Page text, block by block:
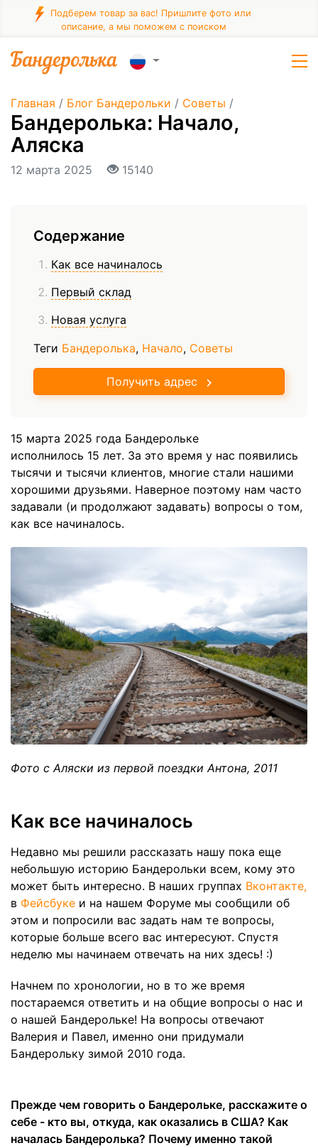
Подберем товар за вас! Пришлите фото или
описание, а мы поможем с поиском
Главная / Блог Бандерольки / Советы /
Бандеролька: Начало,
Аляска
12 марта 2025 15140
Содержание
Как все начиналось
Первый склад
Новая услуга
Теги Бандеролька, Начало, Советы
Получить адрес
15 марта 2025 года Бандерольке
исполнилось 15 лет. За это время у нас появились
тысячи и тысячи клиентов, многие стали нашими
хорошими друзьями. Наверное поэтому нам часто
задавали (и продолжают задавать) вопросы о том,
как все начиналось.
Фото с Аляски из первой поездки Антона, 2011
Как все начиналось
Недавно мы решили рассказать нашу пока еще
небольшую историю Бандерольки всем, кому это
может быть интересно. В наших группах Вконтакте,
в Фейсбуке и на нашем Форуме мы сообщили об
этом и попросили вас задать нам те вопросы,
которые больше всего вас интересуют. Спустя
неделю мы начинаем отвечать на них здесь! :)
Начнем по хронологии, но в то же время
постараемся ответить и на общие вопросы о нас и
о нашей Бандерольке! На вопросы отвечают
Валерия и Павел, именно они придумали
Бандерольку зимой 2010 года.
Прежде чем говорить о Бандерольке, расскажите о
себе - кто вы, откуда, как оказались в США? Как
началась Бандеролька? Почему именно такой